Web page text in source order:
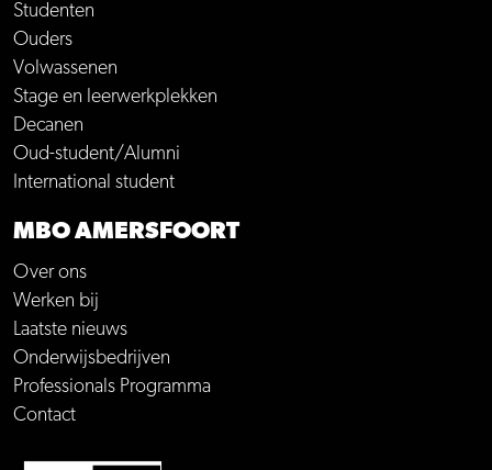
Studenten
Ouders
Volwassenen
Stage en leerwerkplekken
Decanen
Oud-student/Alumni
International student
MBO AMERSFOORT
Over ons
Werken bij
Laatste nieuws
Onderwijsbedrijven
Professionals Programma
Contact